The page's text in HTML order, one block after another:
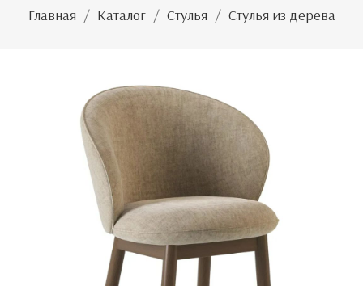
Главная Каталог Стулья Стулья из дерева